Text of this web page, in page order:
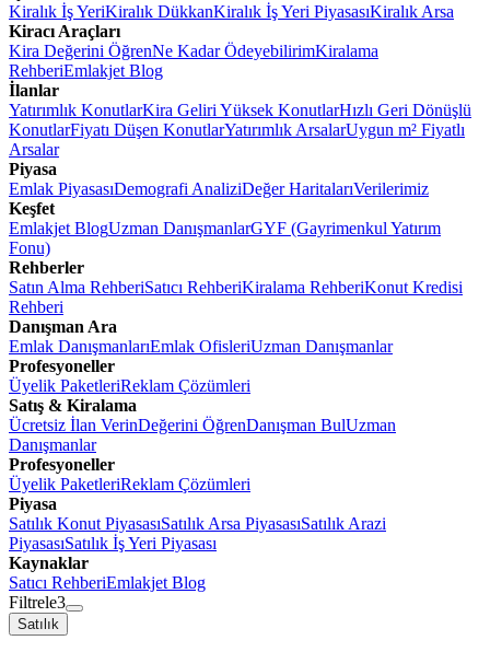
Kiralık İş YeriKiralık DükkanKiralık İş Yeri PiyasasıKiralık Arsa
Kiracı Araçları
Kira Değerini ÖğrenNe Kadar ÖdeyebilirimKiralama
RehberiEmlakjet Blog
İlanlar
Yatırımlık KonutlarKira Geliri Yüksek KonutlarHızlı Geri Dönüşlü
KonutlarFiyatı Düşen KonutlarYatırımlık ArsalarUygun m² Fiyatlı
Arsalar
Piyasa
Emlak PiyasasıDemografi AnaliziDeğer HaritalarıVerilerimiz
Keşfet
Emlakjet BlogUzman DanışmanlarGYF (Gayrimenkul Yatırım
Fonu)
Rehberler
Satın Alma RehberiSatıcı RehberiKiralama RehberiKonut Kredisi
Rehberi
Danışman Ara
Emlak DanışmanlarıEmlak OfisleriUzman Danışmanlar
Profesyoneller
Üyelik PaketleriReklam Çözümleri
Satış & Kiralama
Ücretsiz İlan VerinDeğerini ÖğrenDanışman BulUzman
Danışmanlar
Profesyoneller
Üyelik PaketleriReklam Çözümleri
Piyasa
Satılık Konut PiyasasıSatılık Arsa PiyasasıSatılık Arazi
PiyasasıSatılık İş Yeri Piyasası
Kaynaklar
Satıcı RehberiEmlakjet Blog
Filtrele3
Satılık